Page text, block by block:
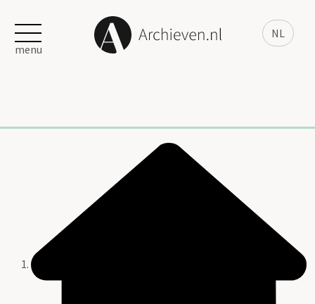
NL
menu